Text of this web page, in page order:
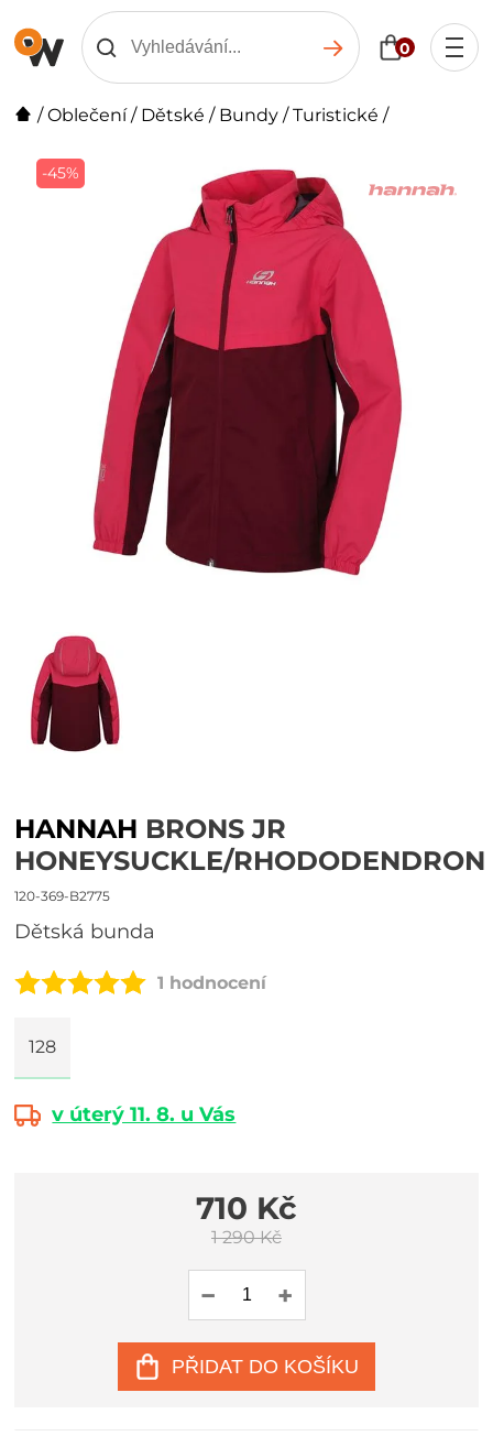
0
/Oblečení/ Dětské / Bundy /Turistické /
-45%
HANNAH BRONS JR
HONEYSUCKLE/RHODODENDRON
120-369-B2775
dětská bunda
1 hodnocení
128
v úterý 11. 8. u Vás
710 Kč
1 290 Kč
PŘIDAT DO KOŠÍKU